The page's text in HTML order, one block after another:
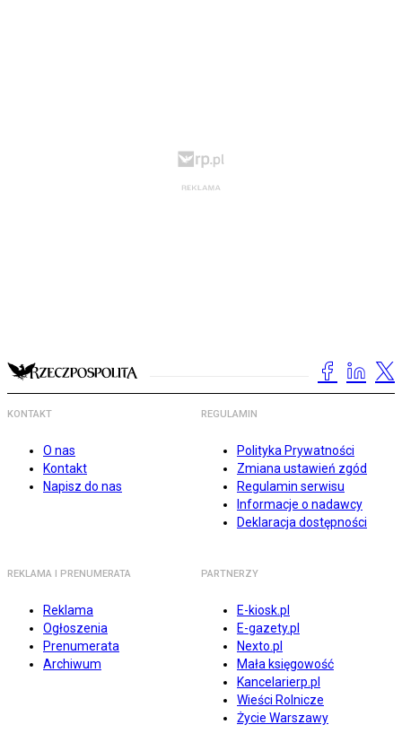
KONTAKT
O nas
Kontakt
Napisz do nas
REGULAMIN
Polityka Prywatności
Zmiana ustawień zgód
Regulamin serwisu
Informacje o nadawcy
Deklaracja dostępności
REKLAMA I PRENUMERATA
Reklama
Ogłoszenia
Prenumerata
Archiwum
PARTNERZY
E-kiosk.pl
E-gazety.pl
Nexto.pl
Mała księgowość
Kancelarierp.pl
Wieści Rolnicze
Życie Warszawy